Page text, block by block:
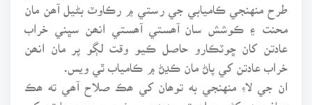
طرح منهنجي ڪاميابي جي رستي ۾ رڪاوٽ بڻيل آھن مان
محنت ۽ ڪوشش سان آھستي آھستي انھن سڀني خراب
عادتن کان ڇوٽڪارو حاصل ڪيو وقت لڳو پر مان انھن
خراب عادتن کي پاڻ مان ڪڍڻ ۾ ڪامياب ٿي ويس.
ان جي لاءِ منهنجي به توھان کي ھڪ صلاح آھي ته ھڪ
صاف پنو کڻو ۽ ان تي پنهنجي سٺين ۽ برين عادتن کي